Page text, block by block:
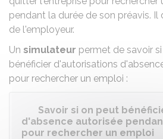
pendant la durée de son préavis.
de l'employeur.
Un simulateur permet de savoir
bénéficier d'autorisations
pour rechercher un emploi :
Savoir si on peut
d'absence autorisée
pour rechercher un emploi